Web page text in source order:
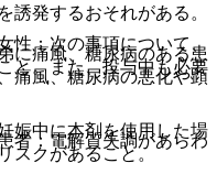
性：次の事項について、
と。また、投与中も必要
娠中に本剤を使用した場
スクがあること。
誘発するおそれがある。
に痛風、糖尿病のある患
痛風、糖尿病の悪化や顕
者：電解質失調があらわ